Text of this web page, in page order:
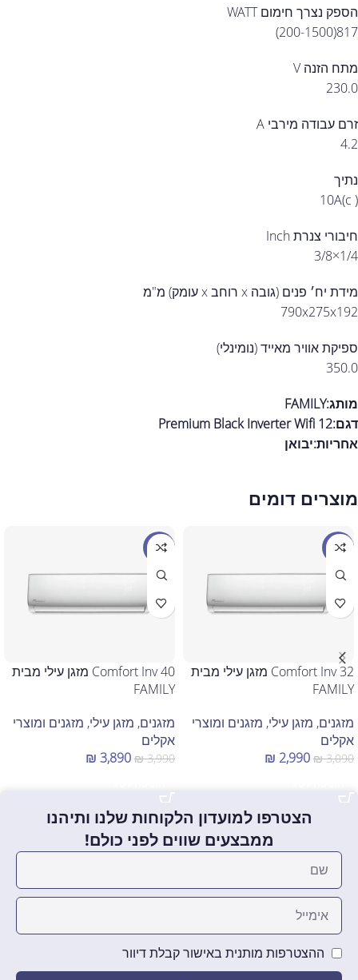
הספק נצרך חימום WATT
817(200-1500)
מתח הזנה V
230.0
זרם עבודה מירבי A
4.2
נתיך
10A(c )
חיבורי צנרת Inch
1/4×3/8
מידת יח׳ פנים (גובה x רוחב x עומק) מ"מ
790x275x192
ספיקת אוויר מאייד (נומינלי)
350.0
מותג:FAMILY
דגם:Premium Black Inverter Wifi 12
אחריות:יבואן
מוצרים דומים
מבצע
Comfort Inv 32 מזגן עילי מבית
FAMILY
מזגנים, מזגן עילי, מזגנים ומוצרי
אקלים
₪3,090
₪ 2,990
מבצע
Comfort Inv 40 מזגן עילי מבית
FAMILY
מזגנים, מזגן עילי, מזגנים ומוצרי
אקלים
₪3,990
₪ 3,890
הצטרפו למועדון הלקוחות שלנו ותיהנו
ממבצעים שווים לפני כולם!
ההצטרפות מותנית באישור קבלת דיוור